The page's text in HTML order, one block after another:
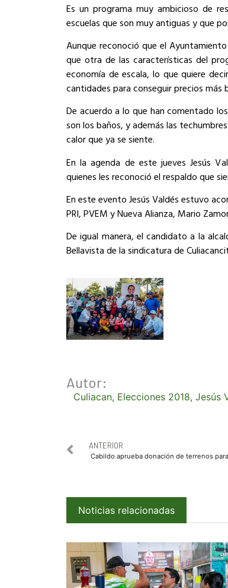
Es un programa muy ambicioso de
escuelas que son muy antiguas y que
Aunque reconoció que el
que otra de las características del
economía de escala, lo que quiere
cantidades para conseguir precios más
De acuerdo a lo que han comentado
son los baños, y además las
calor que ya se siente.
En la agenda de este jueves Jesús
quienes les reconoció el respaldo que
En este evento Jesús Valdés estuvo
PRI, PVEM y Nueva Alianza, Mario
De igual manera, el candidato a la
Bellavista de la sindicatura de
Autor:
Culiacan, Elecciones 2018, Jesús
ANTERIOR
Noticias relacionadas